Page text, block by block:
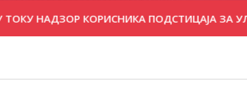
НАДЗОР КОРИСНИКА ПОДСТИЦАЈА ЗА